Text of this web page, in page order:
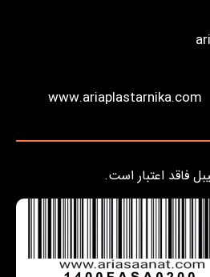
www.ariaplastarnika.com
فاقد اعتبار است.